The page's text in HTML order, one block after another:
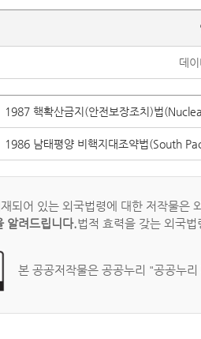
데
1987 핵확산금지(안전보장조치)법
1986 남태평양 비핵지대조약법(South
되어 있는 외국법령에 대한 저작물은
알려드립니다.법적 효력을 갖는 외국
본 공공저작물은 공공누리 "공공누